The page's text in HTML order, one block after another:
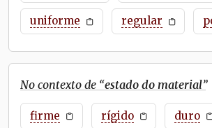
uniforme regular
No contexto de “estado do material”
firme rígido duro